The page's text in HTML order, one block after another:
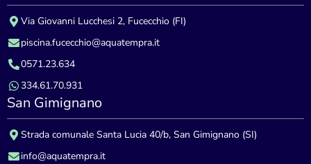
Via Giovanni Lucchesi 2, Fucecchio (FI)
piscina.fucecchio@aquatempra.it
0571.23.634
334.61.70.931
San Gimignano
Strada comunale Santa Lucia 40/b, San Gimignano (SI)
info@aquatempra.it